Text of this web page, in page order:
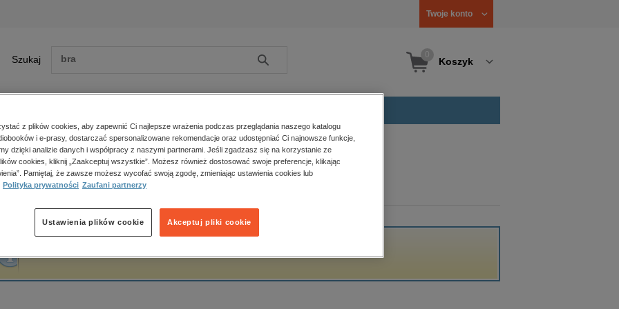
Twoje konto
Szukaj Szukaj Koszyk
Zobacz wszystkie E-prasa
polityka, społeczno-informacyjne
psychologiczne
popularno-naukowe
historia
główna Pema Chödrön
Chödrön
z plików cookies, aby zapewnić Ci najlepsze wrażenia podczas przeglądania naszego katalogu
i e-prasy, dostarczać spersonalizowane rekomendacje oraz udostępniać Ci najnowsze funkcje,
dzięki analizie danych i współpracy z naszymi partnerami. Jeśli zgadzasz się na korzystanie ze
cookies, kliknij „Zaakceptuj wszystkie”. Możesz również dostosować swoje preferencje, klikając
Pamiętaj, że zawsze możesz wycofać swoją zgodę, zmieniając ustawienia cookies lub
Polityka prywatności Zaufani partnerzy
Akceptuj pliki cookie
Ustawienia plików cookie